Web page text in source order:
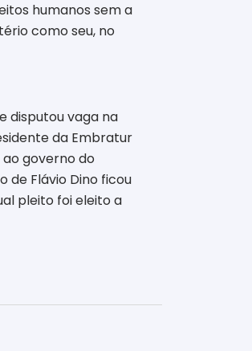
humanos sem a
como seu, no
disputou vaga na
da Embratur
governo do
de Flávio Dino ficou
pleito foi eleito a